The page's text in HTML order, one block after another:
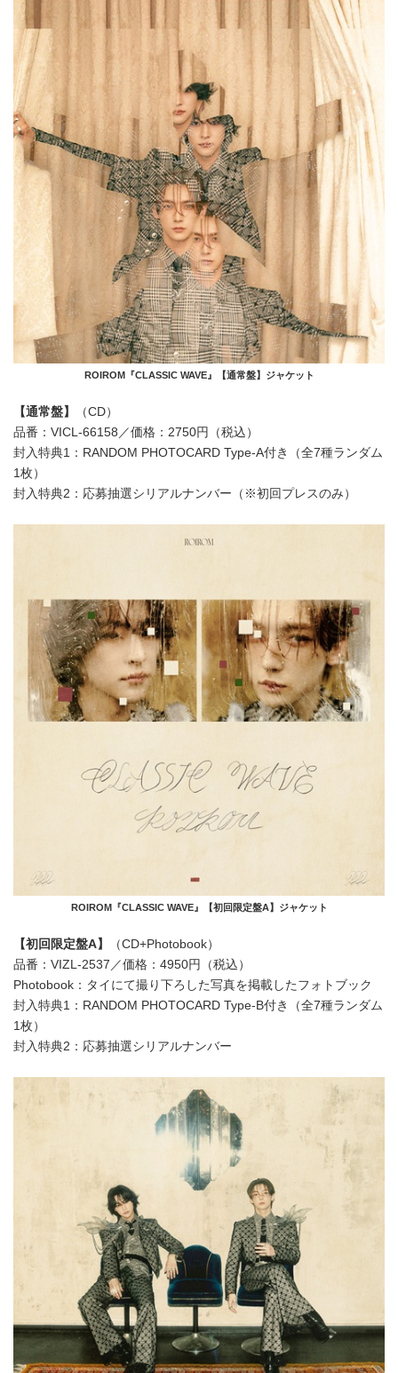
ROIROM『CLASSIC WAVE』【通常盤】ジャケット
【通常盤】
（CD）
品番：VICL-66158／価格：2750円（税込）
封入特典1：RANDOM PHOTOCARD Type-A付き（全7種ランダム
1枚）
封入特典2：応募抽選シリアルナンバー（※初回プレスのみ）
ROIROM『CLASSIC WAVE』【初回限定盤A】ジャケット
【初回限定盤A】
（CD+Photobook）
品番：VIZL-2537／価格：4950円（税込）
Photobook：タイにて撮り下ろした写真を掲載したフォトブック
封入特典1：RANDOM PHOTOCARD Type-B付き（全7種ランダム
1枚）
封入特典2：応募抽選シリアルナンバー